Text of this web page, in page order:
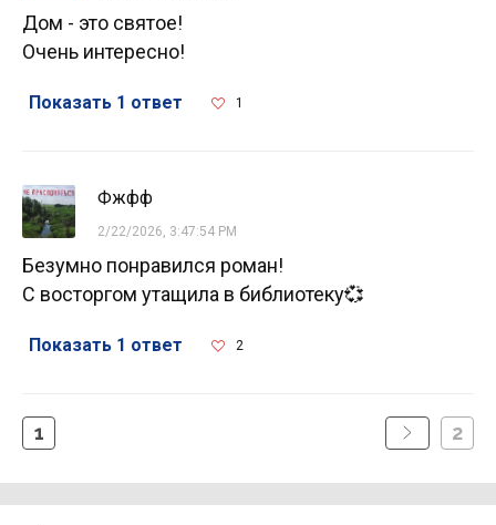
Дом - это святое!
Очень интересно!
Показать 1 ответ 1
Фжфф
2/22/2026, 3:47:54 PM
Безумно понравился роман!
С восторгом утащила в библиотеку💞
Показать 1 ответ 2
1 2